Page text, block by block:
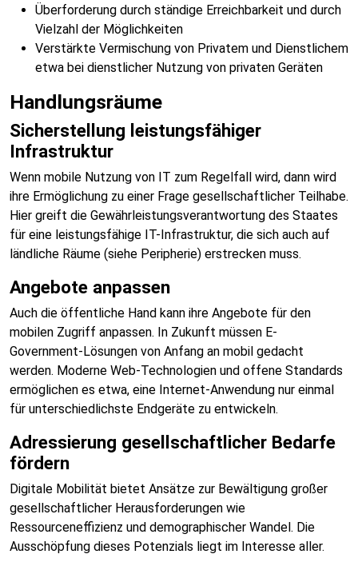
Überforderung durch ständige Erreichbarkeit und durch
Vielzahl der Möglichkeiten
Verstärkte Vermischung von Privatem und Dienstlichem
etwa bei dienstlicher Nutzung von privaten Geräten
Handlungsräume
Sicherstellung leistungsfähiger
Infrastruktur
Wenn mobile Nutzung von IT zum Regelfall wird, dann wird
ihre Ermöglichung zu einer Frage gesellschaftlicher Teilhabe.
Hier greift die Gewährleistungsverantwortung des Staates
für eine leistungsfähige IT-Infrastruktur, die sich auch auf
ländliche Räume (siehe Peripherie) erstrecken muss.
Angebote anpassen
Auch die öffentliche Hand kann ihre Angebote für den
mobilen Zugriff anpassen. In Zukunft müssen E-
Government-Lösungen von Anfang an mobil gedacht
werden. Moderne Web-Technologien und offene Standards
ermöglichen es etwa, eine Internet-Anwendung nur einmal
für unterschiedlichste Endgeräte zu entwickeln.
Adressierung gesellschaftlicher Bedarfe
fördern
Digitale Mobilität bietet Ansätze zur Bewältigung großer
gesellschaftlicher Herausforderungen wie
Ressourceneffizienz und demographischer Wandel. Die
Ausschöpfung dieses Potenzials liegt im Interesse aller.